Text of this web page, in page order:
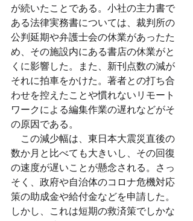
が続いたことである。小社の主力書で
ある法律実務書については、裁判所の
公判延期や弁護士会の休業があったた
め、その施設内にある書店の休業がと
くに影響した。また、新刊点数の減が
それに拍車をかけた。著者との打ち合
わせを控えたことや慣れないリモート
ワークによる編集作業の遅れなどがそ
の原因である。
この減少幅は、東日本大震災直後の
数か月と比べても大きいし、その回復
の速度が遅いことが懸念される。さっ
そく、政府や自治体のコロナ危機対応
策の助成金や給付金などを申請した。
しかし、これは短期の救済策でしかな